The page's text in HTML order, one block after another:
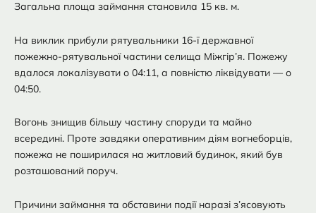
Загальна площа займання становила 15 кв. м.
На виклик прибули рятувальники 16-ї державної
пожежно-рятувальної частини селища Міжгір’я. Пожежу
вдалося локалізувати о 04:11, а повністю ліквідувати — о
04:50.
Вогонь знищив більшу частину споруди та майно
всередині. Проте завдяки оперативним діям вогнеборців,
пожежа не поширилася на житловий будинок, який був
розташований поруч.
Причини займання та обставини події наразі з’ясовують